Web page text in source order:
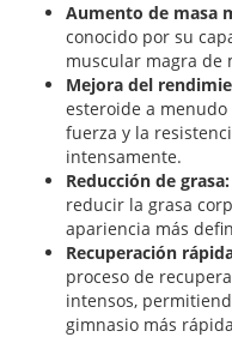
Aumento de masa
conocido por su
muscular magra de
Mejora del
esteroide a
fuerza y la
intensamente.
Reducción de grasa:
reducir la grasa
apariencia más
Recuperación
proceso de
intensos,
gimnasio más